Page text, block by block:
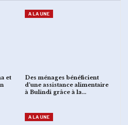
et
A LA UNE
Des ménages bénéficient
d’une assistance alimentaire
à Bulindi grâce à la…
A LA UNE